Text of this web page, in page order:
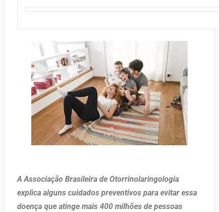
A Associação Brasileira de Otorrinolaringologia
explica alguns cuidados preventivos para evitar essa
doença que atinge mais 400 milhões de pessoas